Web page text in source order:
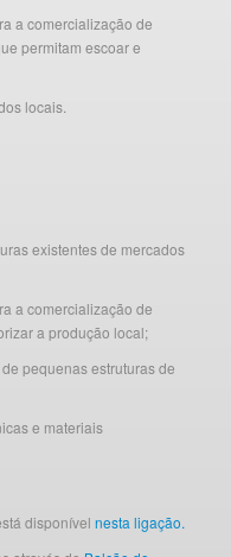
a comercialização de
permitam escoar e
locais.
existentes de mercados
a comercialização de
a produção local;
pequenas estruturas de
e materiais
disponível nesta ligação.